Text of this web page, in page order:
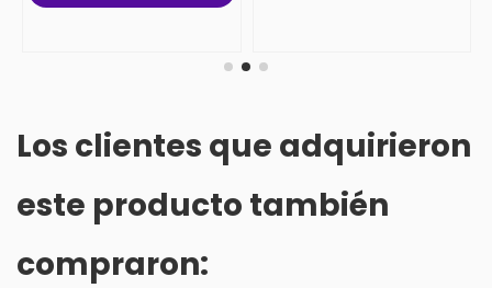
Los clientes que adquirieron
este producto también
compraron: